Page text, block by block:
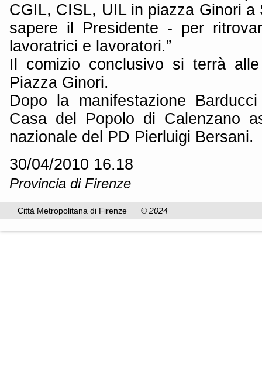
CGIL, CISL, UIL in piazza Ginori
sapere il Presidente - per
lavoratrici e lavoratori.”
Il comizio conclusivo si terrà
Piazza Ginori.
Dopo la manifestazione
Casa del Popolo di Calenzano
nazionale del PD Pierluigi Bersani.
30/04/2010 16.18
Provincia di Firenze
Città Metropolitana di Firenze © 2024